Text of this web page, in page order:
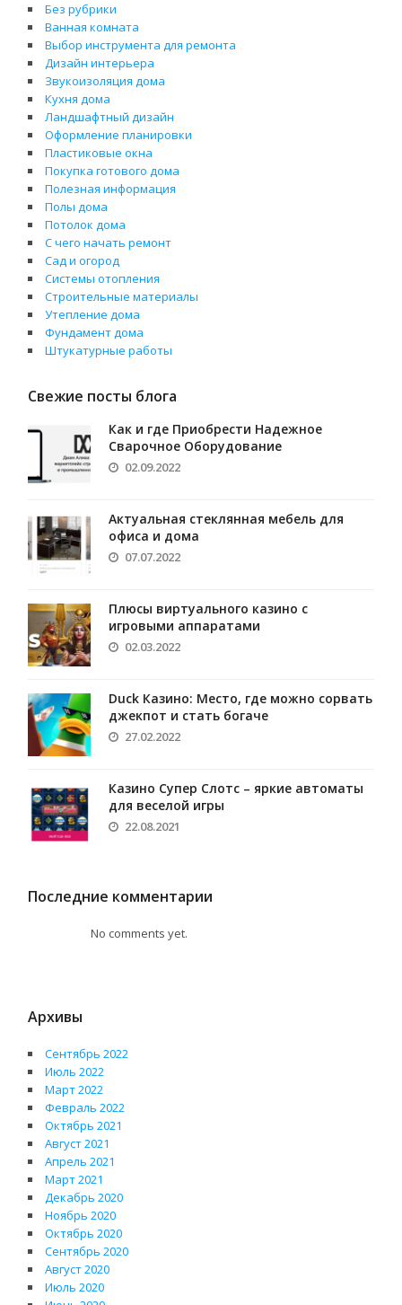
Без рубрики
Ванная комната
Выбор инструмента для ремонта
Дизайн интерьера
Звукоизоляция дома
Кухня дома
Ландшафтный дизайн
Оформление планировки
Пластиковые окна
Покупка готового дома
Полезная информация
Полы дома
Потолок дома
С чего начать ремонт
Сад и огород
Системы отопления
Строительные материалы
Утепление дома
Фундамент дома
Штукатурные работы
Свежие посты блога
Как и где Приобрести Надежное
Сварочное Оборудование
02.09.2022
Актуальная стеклянная мебель для
офиса и дома
07.07.2022
Плюсы виртуального казино с
игровыми аппаратами
02.03.2022
Duck Казино: Место, где можно сорвать
джекпот и стать богаче
27.02.2022
Казино Супер Слотс – яркие автоматы
для веселой игры
22.08.2021
Последние комментарии
No comments yet.
Архивы
Сентябрь 2022
Июль 2022
Март 2022
Февраль 2022
Октябрь 2021
Август 2021
Апрель 2021
Март 2021
Декабрь 2020
Ноябрь 2020
Октябрь 2020
Сентябрь 2020
Август 2020
Июль 2020